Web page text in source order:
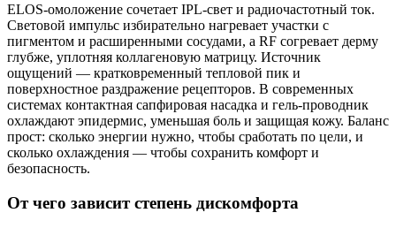
ELOS-омоложение сочетает IPL-свет и радиочастотный ток.
Световой импульс избирательно нагревает участки с
пигментом и расширенными сосудами, а RF согревает дерму
глубже, уплотняя коллагеновую матрицу. Источник
ощущений — кратковременный тепловой пик и
поверхностное раздражение рецепторов. В современных
системах контактная сапфировая насадка и гель-проводник
охлаждают эпидермис, уменьшая боль и защищая кожу. Баланс
прост: сколько энергии нужно, чтобы сработать по цели, и
сколько охлаждения — чтобы сохранить комфорт и
безопасность.
От чего зависит степень дискомфорта